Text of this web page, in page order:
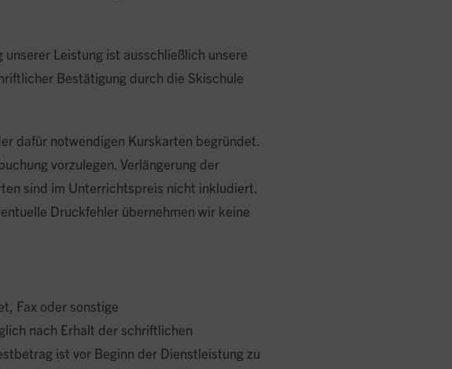
Leistung ist ausschließlich unsere
Bestätigung durch die Skischule
dafür notwendigen Kurskarten begründet.
vorzulegen. Verlängerung der
sind im Unterrichtspreis nicht inkludiert.
Druckfehler übernehmen wir keine
Fax oder sonstige
nach Erhalt der schriftlichen
ist vor Beginn der Dienstleistung zu